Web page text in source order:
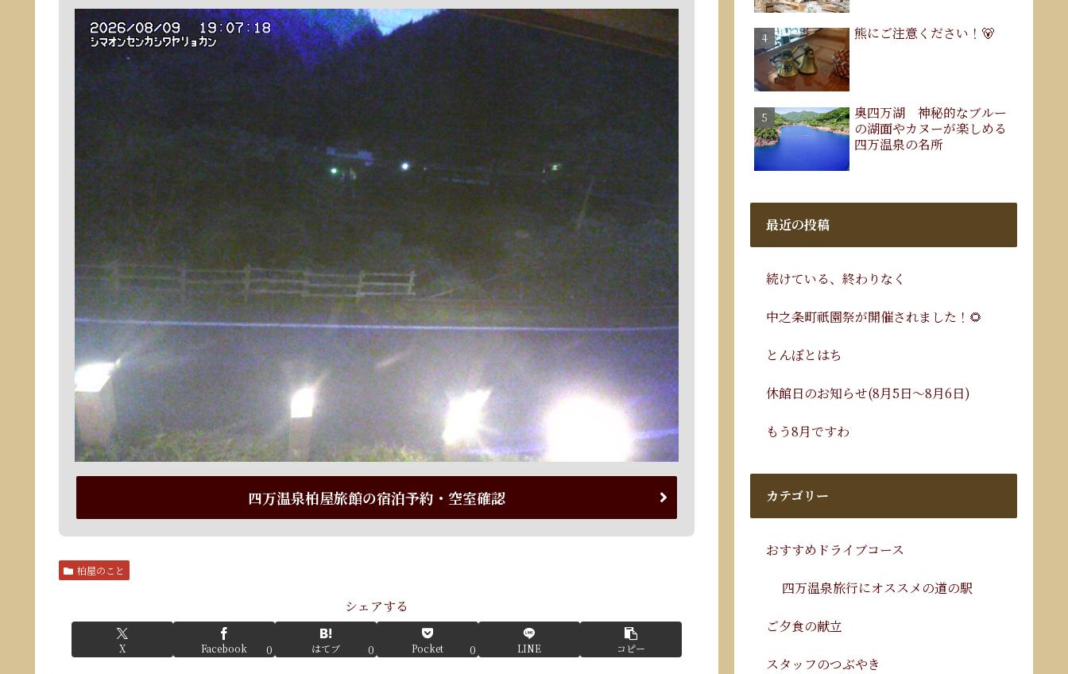
四万温泉柏屋旅館の宿泊予約・空室確認
柏屋のこと
シェアする
X Facebook 0 はてブ 0 Pocket 0 LINE コピー
熊にご注意ください！🐻
奥四万湖 神秘的なブルー
の湖面やカヌーが楽しめる
四万温泉の名所
最近の投稿
続けている、終わりなく
中之条町祇園祭が開催されました！🌻
とんぼとはち
休館日のお知らせ(8月5日～8月6日)
もう8月ですわ
カテゴリー
おすすめドライブコース
四万温泉旅行にオススメの道の駅
ご夕食の献立
スタッフのつぶやき